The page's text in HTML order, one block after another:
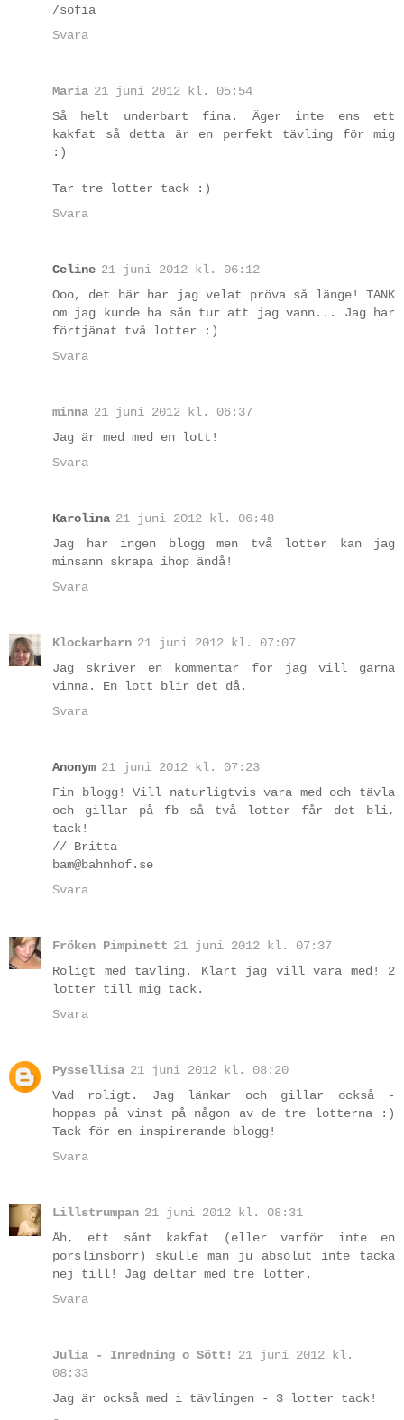
/sofia
Svara
Maria 21 juni 2012 kl. 05:54
Så helt underbart fina. Äger inte ens ett
kakfat så detta är en perfekt tävling för mig
:)
Tar tre lotter tack :)
Svara
Celine 21 juni 2012 kl. 06:12
Ooo, det här har jag velat pröva så länge! TÄNK
om jag kunde ha sån tur att jag vann... Jag har
förtjänat två lotter :)
Svara
minna 21 juni 2012 kl. 06:37
Jag är med med en lott!
Svara
Karolina 21 juni 2012 kl. 06:48
Jag har ingen blogg men två lotter kan jag
minsann skrapa ihop ändå!
Svara
Klockarbarn 21 juni 2012 kl. 07:07
Jag skriver en kommentar för jag vill gärna
vinna. En lott blir det då.
Svara
Anonym 21 juni 2012 kl. 07:23
Fin blogg! Vill naturligtvis vara med och tävla
och gillar på fb så två lotter får det bli,
tack!
// Britta
bam@bahnhof.se
Svara
Fröken Pimpinett 21 juni 2012 kl. 07:37
Roligt med tävling. Klart jag vill vara med! 2
lotter till mig tack.
Svara
Pyssellisa 21 juni 2012 kl. 08:20
Vad roligt. Jag länkar och gillar också -
hoppas på vinst på någon av de tre lotterna :)
Tack för en inspirerande blogg!
Svara
Lillstrumpan 21 juni 2012 kl. 08:31
Åh, ett sånt kakfat (eller varför inte en
porslinsborr) skulle man ju absolut inte tacka
nej till! Jag deltar med tre lotter.
Svara
Julia - Inredning o Sött!
21 juni 2012 kl.
08:33
Jag är också med i tävlingen - 3 lotter tack!